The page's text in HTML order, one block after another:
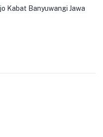
Kabat Banyuwangi Jawa